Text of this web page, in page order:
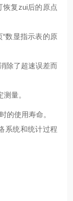
恢复zui后的原点
数显指示表的原
除了超速误差而
量。
的使用寿命。
系统和统计过程